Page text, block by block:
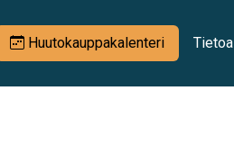
Huutokauppakalenteri Tietoa